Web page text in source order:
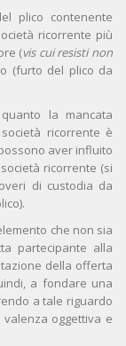
plico contenente
ricorrente più
(vis cui resisti non
(furto del plico da
la mancata
ricorrente è
aver influito
ricorrente (si
di custodia da
che non sia
partecipante alla
della offerta
a fondare una
a tale riguardo
oggettiva e